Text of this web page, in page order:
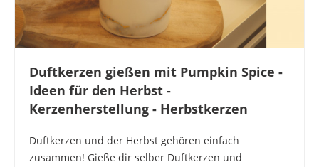
Duftkerzen gießen mit Pumpkin Spice -
Ideen für den Herbst -
Kerzenherstellung - Herbstkerzen
Duftkerzen und der Herbst gehören einfach
zusammen! Gieße dir selber Duftkerzen und